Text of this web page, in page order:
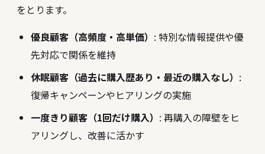
をとります。
優良顧客（高頻度・高単価） : 特別な情報提供や優
先対応で関係を維持
休眠顧客（過去に購入歴あり・最近の購入なし） :
復帰キャンペーンやヒアリングの実施
一度きり顧客（1回だけ購入） : 再購入の障壁をヒ
アリングし、改善に活かす